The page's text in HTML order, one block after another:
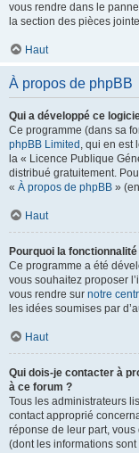
vous rendre dans le
la section des pièces
Haut
À propos de phpBB
Qui a développé ce
Ce programme (dans sa
phpBB Limited , qui en est
la « Licence Publique
distribué gratuitement.
« À propos de phpBB »
Haut
Pourquoi la
Ce programme a été
vous souhaitez proposer
vous rendre sur notre
les idées soumises par
Haut
Qui dois-je contacter à
à ce forum ?
Tous les administrateurs
contact approprié
réponse de leur part,
(dont les informations